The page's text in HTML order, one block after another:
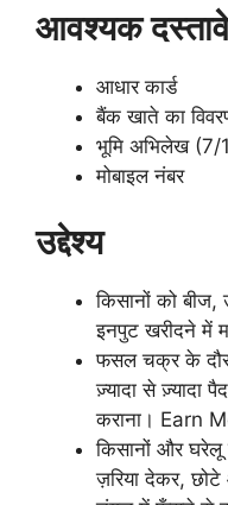
आवश्यक
आधार कार्ड
बैंक खाते का
भूमि अभिलेख (7/
मोबाइल नंबर
उद्देश्य
किसानों को
इनपुट खरीदने में
फसल चक्र के
ज़्यादा से ज़्यादा
कराना। Earn
किसानों और घरेलू
ज़रिया देकर, छोटे